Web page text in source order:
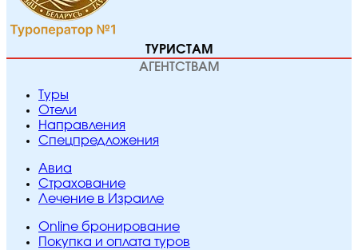
ТУРИСТАМ
АГЕНТСТВАМ
Туры
Отели
Направления
Спецпредложения
Авиа
Страхование
Лечение в Израиле
Online бронирование
Покупка и оплата туров